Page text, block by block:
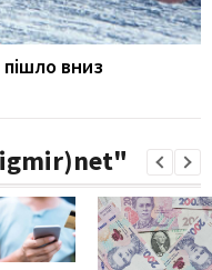
вниз